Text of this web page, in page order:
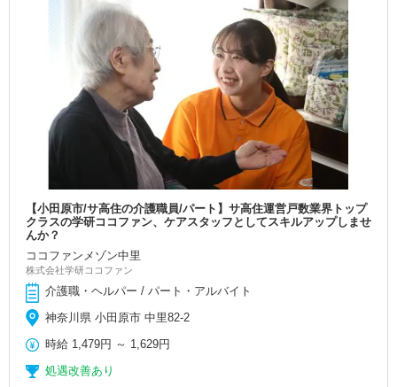
【小田原市/サ高住の介護職員/パート】サ高住運営戸数業界トップ
クラスの学研ココファン、ケアスタッフとしてスキルアップしませ
んか？
ココファンメゾン中里
株式会社学研ココファン
介護職・ヘルパー / パート・アルバイト
神奈川県 小田原市 中里82-2
時給 1,479円 ～ 1,629円
処遇改善あり